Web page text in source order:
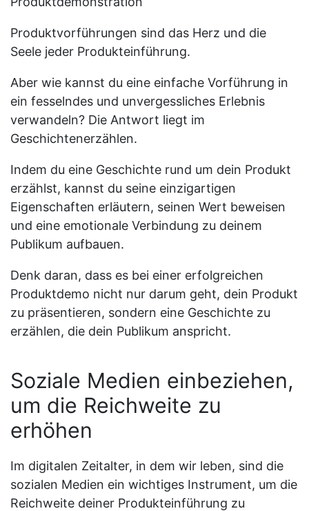
Produktvorführungen sind das Herz und die
Seele jeder Produkteinführung.
Aber wie kannst du eine einfache Vorführung in
ein fesselndes und unvergessliches Erlebnis
verwandeln? Die Antwort liegt im
Geschichtenerzählen.
Indem du eine Geschichte rund um dein Produkt
erzählst, kannst du seine einzigartigen
Eigenschaften erläutern, seinen Wert beweisen
und eine emotionale Verbindung zu deinem
Publikum aufbauen.
Denk daran, dass es bei einer erfolgreichen
Produktdemo nicht nur darum geht, dein Produkt
zu präsentieren, sondern eine Geschichte zu
erzählen, die dein Publikum anspricht.
Soziale Medien einbeziehen,
um die Reichweite zu
erhöhen
Im digitalen Zeitalter, in dem wir leben, sind die
sozialen Medien ein wichtiges Instrument, um die
Reichweite deiner Produkteinführung zu